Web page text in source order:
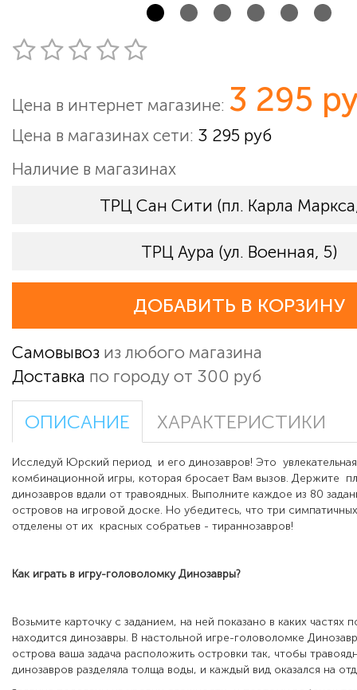
Цена в интернет магазине: 3 295
Цена в магазинах сети: 3 295 руб
Наличие в магазинах
ТРЦ Сан Сити (пл. Карла
ТРЦ Аура (ул. Военная, 5)
ДОБАВИТЬ В КОРЗИНУ
Самовывоз из любого магазина
Доставка по городу от 300 руб
ОПИСАНИЕ ХАРАКТЕРИСТИКИ
Исследуй Юрский период и его динозавров! Это
комбинационной игры, которая бросает Вам вызов. Держите
динозавров вдали от травоядных. Выполните каждое из 80
островов на игровой доске. Но убедитесь, что три
отделены от их красных собратьев - тираннозавров!
Как играть в игру-головоломку Динозавры?
Возьмите карточку с заданием, на ней показано в каких частях
находится динозавры. В настольной игре-головоломке
острова ваша задача расположить островки так, чтобы
динозавров разделяла толща воды, и каждый вид оказался на